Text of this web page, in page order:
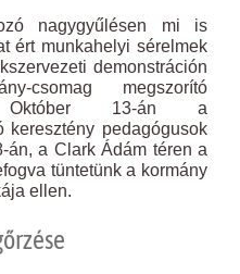
nagygyűlésen mi is
ért munkahelyi sérelmek
demonstráción
csomag megszorító
Október 13-án a
keresztény pedagógusok
án, a Clark Ádám téren a
tüntetünk a kormány
ellen.